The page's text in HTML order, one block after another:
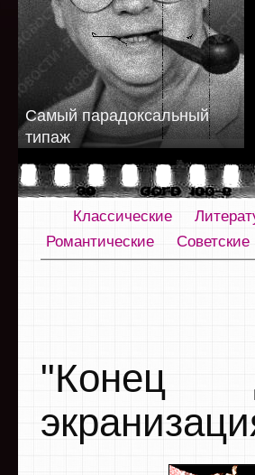
Самый парадоксальный
типаж
Классические
Романтические
Советские
"Конец